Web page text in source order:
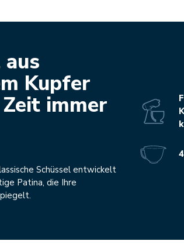
Kupfer
immer
Schüssel entwickelt
Patina, die Ihre